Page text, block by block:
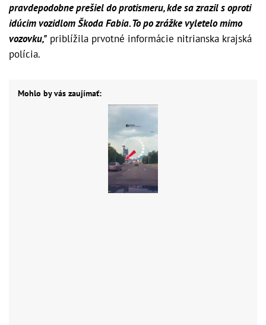
pravdepodobne prešiel do protismeru, kde sa zrazil s oproti
idúcim vozidlom Škoda Fabia. To po zrážke vyletelo mimo
vozovku," priblížila prvotné informácie nitrianska krajská
polícia.
Mohlo by vás zaujímať: